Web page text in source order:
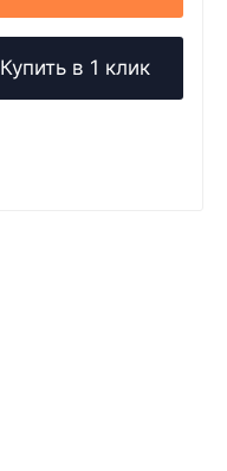
Купить в 1 клик